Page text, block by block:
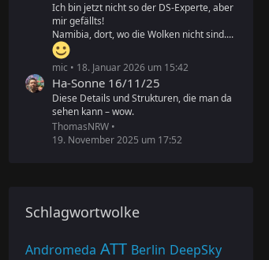
Ich bin jetzt nicht so der DS-Experte, aber
mir gefällts!
Namibia, dort, wo die Wolken nicht sind....
mic 18. Januar 2026 um 15:42
Ha-Sonne 16/11/25
Diese Details und Strukturen, die man da
sehen kann – wow.
ThomasNRW
19. November 2025 um 17:52
Schlagwortwolke
Andromeda ATT Berlin DeepSky